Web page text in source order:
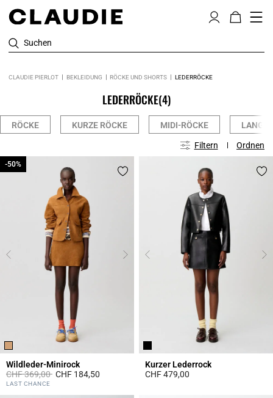
Suchen
CLAUDIE PIERLOT BEKLEIDUNG RÖCKE UND SHORTS LEDERRÖCKE
LEDERRÖCKE(4)
RÖCKE KURZE RÖCKE MIDI-RÖCKE LANGE
Filtern Ordnen
Wildleder-Minirock
Price reduced from
CHF 369,00to
-50%
CHF 184,50
3.6 out of 5 Customer Rating
LAST CHANCE
-50%
Kurzer Lederrock
CHF 479,00